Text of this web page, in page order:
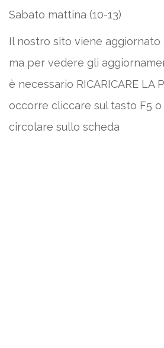
Sabato mattina (10-13)
Il nostro sito viene
ma per vedere gli
è necessario RICARICARE LA
occorre cliccare sul tasto F5
circolare sullo scheda